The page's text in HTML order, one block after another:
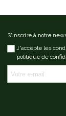
S'inscrire à notre
J'accepte les
politique de